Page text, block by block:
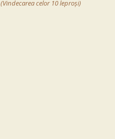
(Vindecarea celor 10 leproși)